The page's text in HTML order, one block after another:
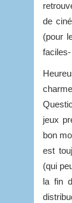
de
(pour
jeux
bon
est
(qui
la fin